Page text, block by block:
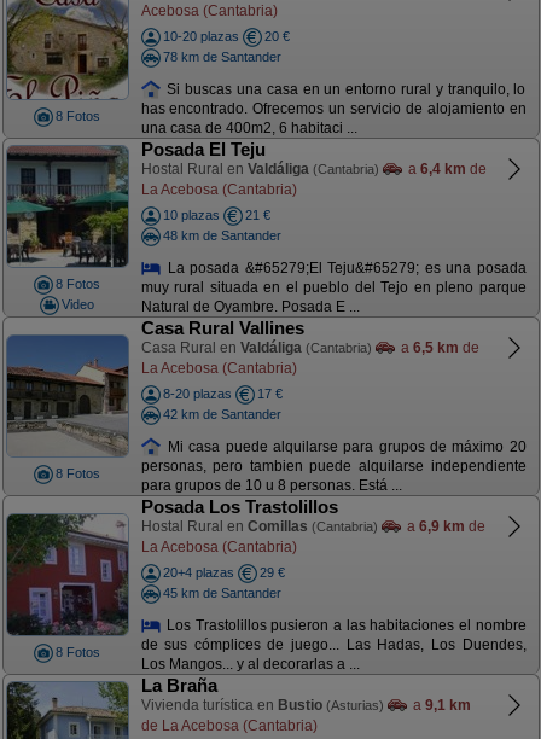
8 Fotos
Acebosa (Cantabria)
10-20 plazas
20 €
78 km de Santander
Si buscas una casa en un entorno rural y tranquilo, lo
has encontrado. Ofrecemos un servicio de alojamiento en
una casa de 400m2, 6 habitaci ...
8 Fotos
Video
Posada El Teju
Hostal Rural en Valdáliga (Cantabria) a 6,4 km de
La Acebosa (Cantabria)
10 plazas
21 €
48 km de Santander
La posada &#65279;El Teju&#65279; es una posada
muy rural situada en el pueblo del Tejo en pleno parque
Natural de Oyambre. Posada E ...
8 Fotos
Casa Rural Vallines
Casa Rural en Valdáliga (Cantabria) a 6,5 km de
La Acebosa (Cantabria)
8-20 plazas
17 €
42 km de Santander
Mi casa puede alquilarse para grupos de máximo 20
personas, pero tambien puede alquilarse independiente
para grupos de 10 u 8 personas. Está ...
8 Fotos
Posada Los Trastolillos
Hostal Rural en Comillas (Cantabria) a 6,9 km de
La Acebosa (Cantabria)
20+4 plazas
29 €
45 km de Santander
Los Trastolillos pusieron a las habitaciones el nombre
de sus cómplices de juego... Las Hadas, Los Duendes,
Los Mangos... y al decorarlas a ...
La Braña
Vivienda turística en Bustio (Asturias) a 9,1 km
de La Acebosa (Cantabria)